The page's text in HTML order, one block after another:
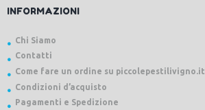
INFORMAZIONI
Chi Siamo
Contatti
Come fare un ordine su piccolepestilivigno.it
Condizioni d’acquisto
Pagamenti e Spedizione